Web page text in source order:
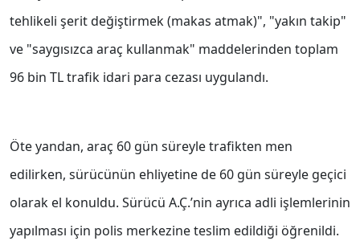
tehlikeli şerit değiştirmek (makas atmak)", "yakın takip"
ve "saygısızca araç kullanmak" maddelerinden toplam
96 bin TL trafik idari para cezası uygulandı.
Öte yandan, araç 60 gün süreyle trafikten men
edilirken, sürücünün ehliyetine de 60 gün süreyle geçici
olarak el konuldu. Sürücü A.Ç.’nin ayrıca adli işlemlerinin
yapılması için polis merkezine teslim edildiği öğrenildi.